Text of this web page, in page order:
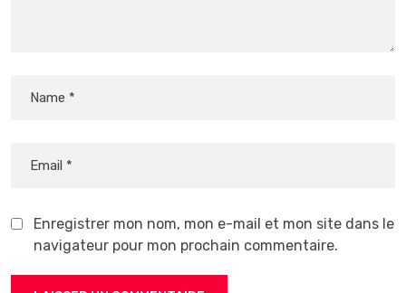
Enregistrer mon nom, mon e-mail et mon site dans le
navigateur pour mon prochain commentaire.